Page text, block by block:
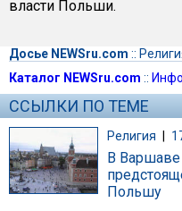
власти Польши.
Досье NEWSru.com ::
Каталог NEWSru.com ::
ССЫЛКИ ПО ТЕМЕ
Религия |
В Варшаве
Польшу